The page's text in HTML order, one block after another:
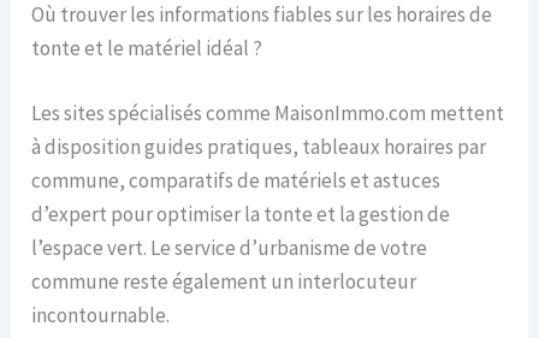
Où trouver les informations fiables sur les horaires de
tonte et le matériel idéal ?
Les sites spécialisés comme MaisonImmo.com mettent
à disposition guides pratiques, tableaux horaires par
commune, comparatifs de matériels et astuces
d’expert pour optimiser la tonte et la gestion de
l’espace vert. Le service d’urbanisme de votre
commune reste également un interlocuteur
incontournable.